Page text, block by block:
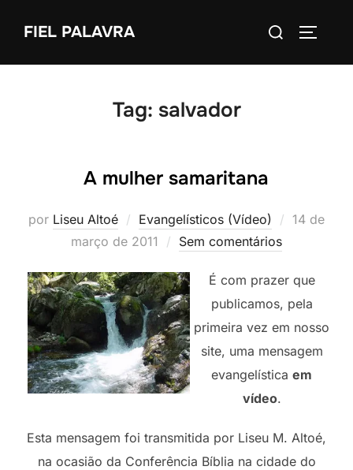
FIEL PALAVRA
Pesquisar
Tag: salvador
A mulher samaritana
por Liseu Altoé Evangelísticos (Vídeo)
Postado
14 de
março de 2011
Sem comentários
É com prazer que
publicamos, pela
primeira vez em nosso
site, uma mensagem
evangelística em
vídeo.
Esta mensagem foi transmitida por Liseu M. Altoé,
na ocasião da Conferência Bíblia na cidade do